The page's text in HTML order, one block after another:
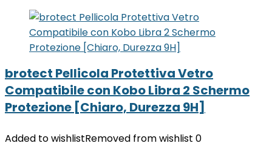
brotect Pellicola Protettiva Vetro
Compatibile con Kobo Libra 2 Schermo
Protezione [Chiaro, Durezza 9H]
Added to wishlistRemoved from wishlist 0